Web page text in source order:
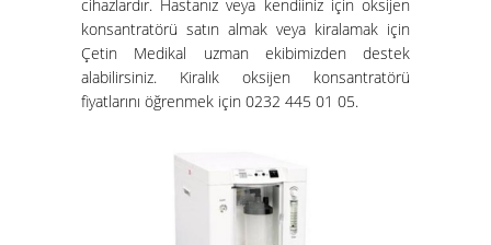
cihazlardır. Hastanız veya kendiiniz için oksijen
konsantratörü satın almak veya kiralamak için
Çetin Medikal uzman ekibimizden destek
alabilirsiniz. Kiralık oksijen konsantratörü
fiyatlarını öğrenmek için 0232 445 01 05.